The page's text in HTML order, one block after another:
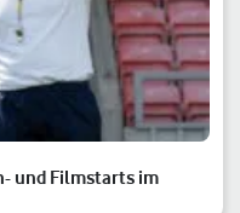
und Filmstarts im